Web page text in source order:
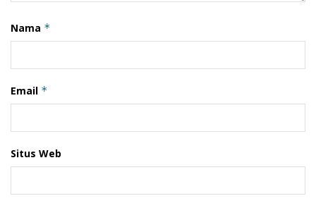
Nama *
Email *
Situs Web